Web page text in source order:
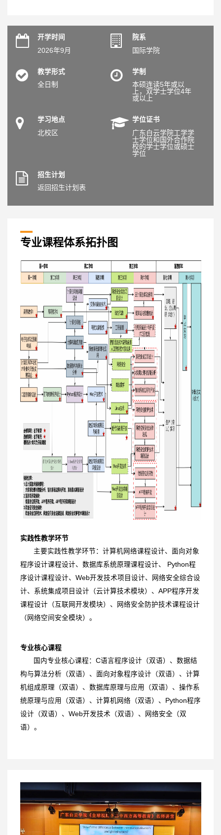
开学时间
2026年9月
院系
国际学院
教学形式
全日制
学制
本硕连读5年或以
上，双学士学位4年
或以上
学习地点
北校区
学位证书
广东白云学院工学学
士学位和国外合作院
校的学士学位或硕士
学位
招生计划
返回招生计划表
专业课程体系拓扑图
实践性教学环节
主要实践性教学环节：计算机网络课程设计、面向对象
程序设计课程设计、数据库系统原理课程设计、 Python程
序设计课程设计、Web开发技术项目设计、网络安全综合设
计、系统集成项目设计（云计算技术模块）、APP程序开发
课程设计（互联网开发模块）、网络安全防护技术课程设计
（网络空间安全模块）。
专业核心课程
国内专业核心课程：C语言程序设计（双语）、数据结
构与算法分析（双语）、面向对象程序设计（双语）、计算
机组成原理（双语）、数据库原理与应用（双语）、操作系
统原理与应用（双语）、计算机网络（双语）、Python程序
设计（双语）、Web开发技术（双语）、网络安全（双
语）。